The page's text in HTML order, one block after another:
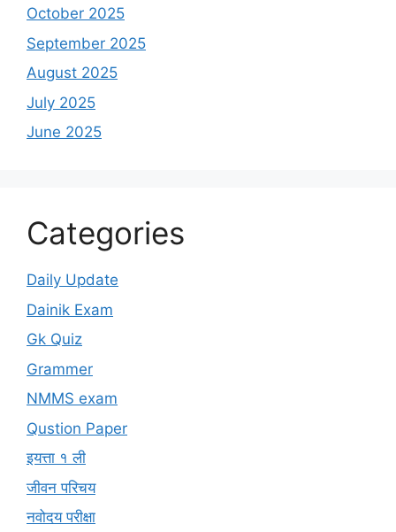
October 2025
September 2025
August 2025
July 2025
June 2025
Categories
Daily Update
Dainik Exam
Gk Quiz
Grammer
NMMS exam
Qustion Paper
इयत्ता १ ली
जीवन परिचय
नवोदय परीक्षा